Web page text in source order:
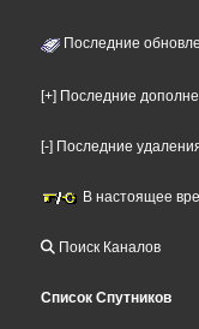
Последние
[+] Последние
[-] Последние
В настоящее
Поиск Каналов
Список Спутников